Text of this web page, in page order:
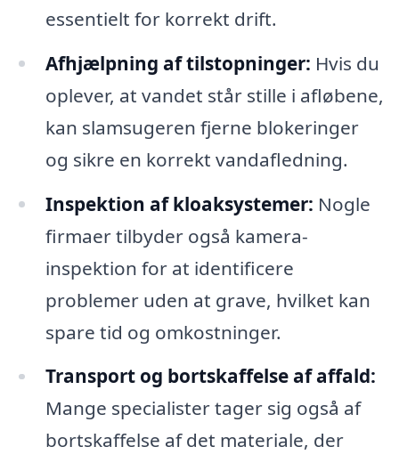
essentielt for korrekt drift.
Afhjælpning af tilstopninger: Hvis du
oplever, at vandet står stille i afløbene,
kan slamsugeren fjerne blokeringer
og sikre en korrekt vandafledning.
Inspektion af kloaksystemer: Nogle
firmaer tilbyder også kamera-
inspektion for at identificere
problemer uden at grave, hvilket kan
spare tid og omkostninger.
Transport og bortskaffelse af affald:
Mange specialister tager sig også af
bortskaffelse af det materiale, der